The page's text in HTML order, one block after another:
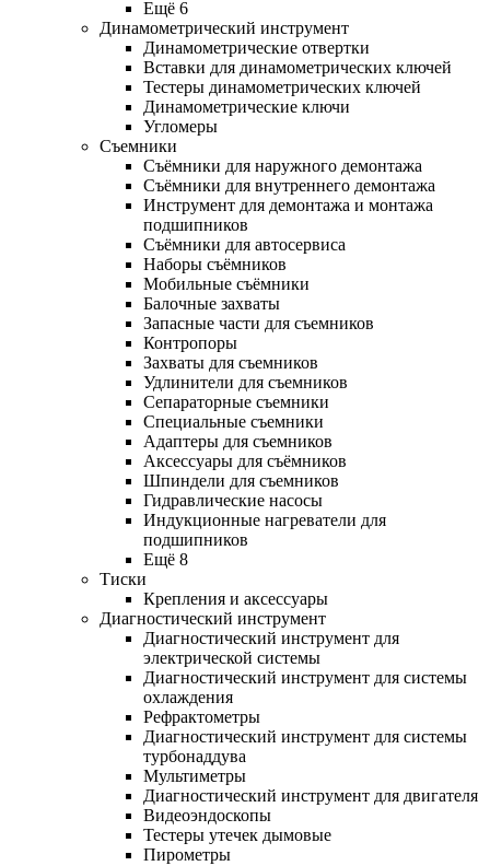
Ещё 6
Динамометрический инструмент
Динамометрические отвертки
Вставки для динамометрических ключей
Тестеры динамометрических ключей
Динамометрические ключи
Угломеры
Съемники
Съёмники для наружного демонтажа
Съёмники для внутреннего демонтажа
Инструмент для демонтажа и монтажа
подшипников
Съёмники для автосервиса
Наборы съёмников
Мобильные съёмники
Балочные захваты
Запасные части для съемников
Контропоры
Захваты для съемников
Удлинители для съемников
Сепараторные съемники
Специальные съемники
Адаптеры для съемников
Аксессуары для съёмников
Шпиндели для съемников
Гидравлические насосы
Индукционные нагреватели для
подшипников
Ещё 8
Тиски
Крепления и аксессуары
Диагностический инструмент
Диагностический инструмент для
электрической системы
Диагностический инструмент для системы
охлаждения
Рефрактометры
Диагностический инструмент для системы
турбонаддува
Мультиметры
Диагностический инструмент для двигателя
Видеоэндоскопы
Тестеры утечек дымовые
Пирометры